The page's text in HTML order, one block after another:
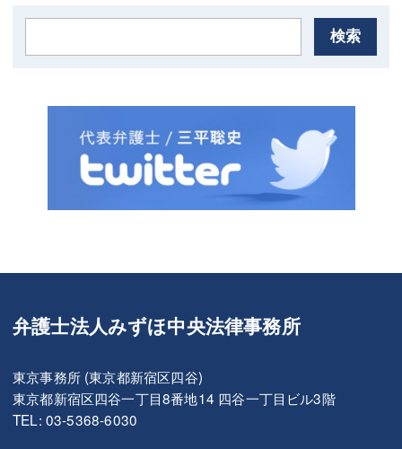
検索
弁護士法人みずほ中央法律事務所
東京事務所 (東京都新宿区四谷)
東京都新宿区四谷一丁目8番地14 四谷一丁目ビル3階
TEL: 03-5368-6030